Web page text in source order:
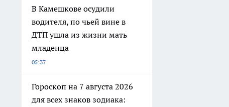
В Камешкове осудили
водителя, по чьей вине в
ДТП ушла из жизни мать
младенца
05:37
Гороскоп на 7 августа 2026
для всех знаков зодиака: